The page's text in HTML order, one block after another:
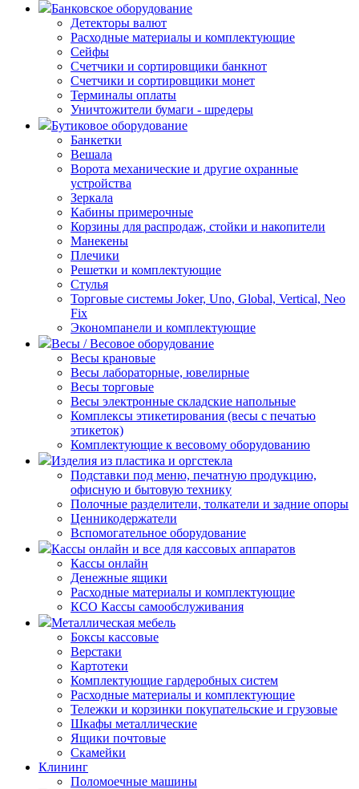
Банковское оборудование
Детекторы валют
Расходные материалы и комплектующие
Сейфы
Счетчики и сортировщики банкнот
Счетчики и сортировщики монет
Терминалы оплаты
Уничтожители бумаги - шредеры
Бутиковое оборудование
Банкетки
Вешала
Ворота механические и другие охранные
устройства
Зеркала
Кабины примерочные
Корзины для распродаж, стойки и накопители
Манекены
Плечики
Решетки и комплектующие
Стулья
Торговые системы Joker, Uno, Global, Vertical, Neo
Fix
Экономпанели и комплектующие
Весы / Весовое оборудование
Весы крановые
Весы лабораторные, ювелирные
Весы торговые
Весы электронные складские напольные
Комплексы этикетирования (весы с печатью
этикеток)
Комплектующие к весовому оборудованию
Изделия из пластика и оргстекла
Подставки под меню, печатную продукцию,
офисную и бытовую технику
Полочные разделители, толкатели и задние опоры
Ценникодержатели
Вспомогательное оборудование
Кассы онлайн и все для кассовых аппаратов
Кассы онлайн
Денежные ящики
Расходные материалы и комплектующие
КСО Кассы самообслуживания
Металлическая мебель
Боксы кассовые
Верстаки
Картотеки
Комплектующие гардеробных систем
Расходные материалы и комплектующие
Тележки и корзинки покупательские и грузовые
Шкафы металлические
Ящики почтовые
Скамейки
Клининг
Поломоечные машины